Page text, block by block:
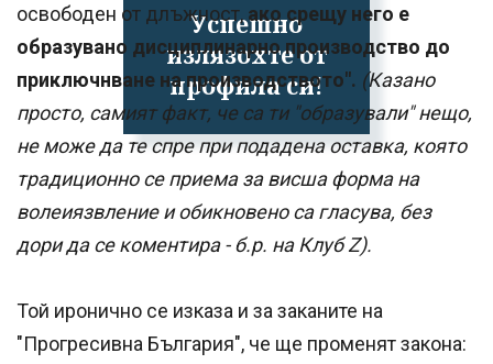
Успешно
излязохте от
профила си!
освободен от длъжност, ако срещу него е
образувано дисциплинарно производство до
приключнване на производството". (Казано
просто, самият факт, че са ти "образували" нещо,
не може да те спре при подадена оставка, която
традиционно се приема за висша форма на
волеиязвление и обикновено са гласува, без
дори да се коментира - б.р. на Клуб Z).
Той иронично се изказа и за заканите на
"Прогресивна България", че ще променят закона: